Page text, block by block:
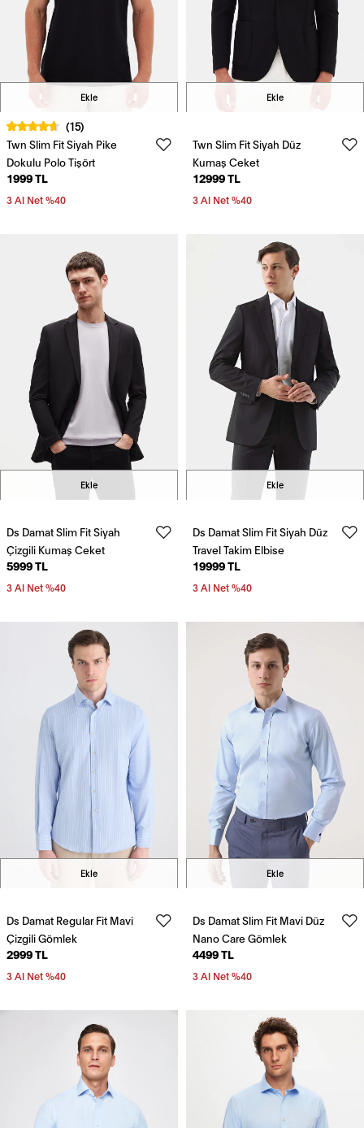
Ekle
(15)
Twn Slim Fit Siyah Pike
Dokulu Polo Tişört
1999 TL
3 Al Net %40
Ekle
Twn Slim Fit Siyah Düz
Kumaş Ceket
12999 TL
3 Al Net %40
Ekle
Ds Damat Slim Fit Siyah
Çizgili Kumaş Ceket
5999 TL
3 Al Net %40
Ekle
Ds Damat Slim Fit Siyah Düz
Travel Takim Elbise
19999 TL
3 Al Net %40
Ekle
Ds Damat Regular Fit Mavi
Çizgili Gömlek
2999 TL
3 Al Net %40
Ekle
Ds Damat Slim Fit Mavi Düz
Nano Care Gömlek
4499 TL
3 Al Net %40